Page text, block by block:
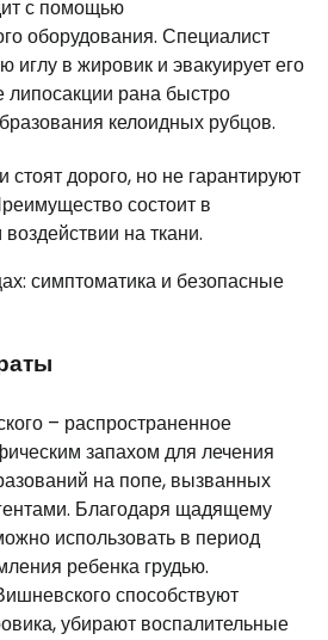
с помощью
оборудования. Специалист
иглу в жировик и эвакуирует его
рана быстро
келоидных рубцов.
дорого, но не гарантируют
состоит в
на ткани.
– распространенное
запахом для лечения
на попе, вызванных
Благодаря щадящему
использовать в период
ребенка грудью.
способствуют
убирают воспалительные